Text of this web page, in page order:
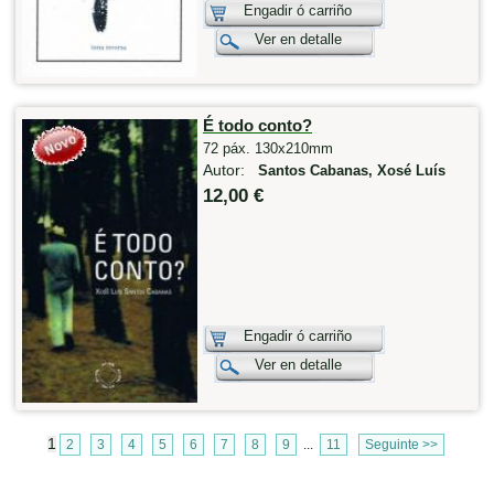
Engadir ó carriño
Ver en detalle
É todo conto?
72 páx. 130x210mm
Autor: Santos Cabanas, Xosé Luís
12,00 €
Engadir ó carriño
Ver en detalle
1 2 3 4 5 6 7 8 9 11 Seguinte >>